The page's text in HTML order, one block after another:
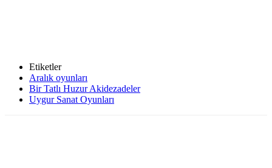
Etiketler
Aralık oyunları
Bir Tatlı Huzur Akidezadeler
Uygur Sanat Oyunları